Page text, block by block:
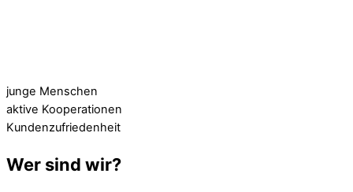
junge Menschen
aktive Kooperationen
Kundenzufriedenheit
Wer sind wir?